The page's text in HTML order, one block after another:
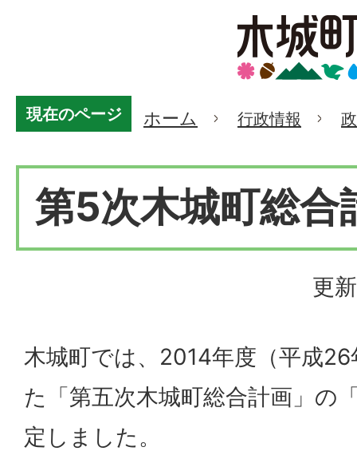
現在のページ ホーム 行政情報
第5次木城町総合
更
木城町では、2014年度（平成
た「第五次木城町総合計画」の
定しました。